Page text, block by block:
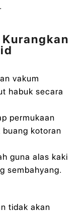
vakum
habuk secara
permukaan
kotoran
guna alas kaki
sembahyang.
tidak akan